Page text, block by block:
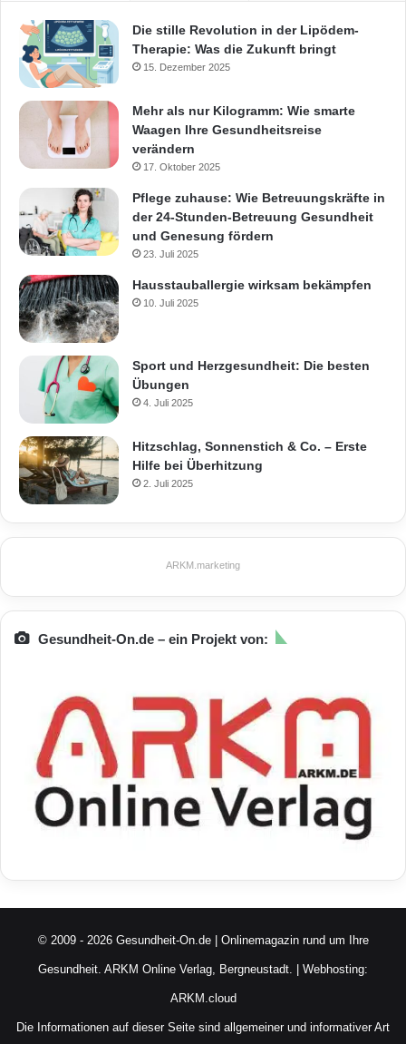
Die stille Revolution in der Lipödem-
Therapie: Was die Zukunft bringt
15. Dezember 2025
Mehr als nur Kilogramm: Wie smarte
Waagen Ihre Gesundheitsreise
verändern
17. Oktober 2025
Pflege zuhause: Wie Betreuungskräfte in
der 24-Stunden-Betreuung Gesundheit
und Genesung fördern
23. Juli 2025
Hausstauballergie wirksam bekämpfen
10. Juli 2025
Sport und Herzgesundheit: Die besten
Übungen
4. Juli 2025
Hitzschlag, Sonnenstich & Co. – Erste
Hilfe bei Überhitzung
2. Juli 2025
ARKM.marketing
Gesundheit-On.de – ein Projekt von:
© 2009 - 2026 Gesundheit-On.de | Onlinemagazin rund um Ihre
Gesundheit. ARKM Online Verlag, Bergneustadt. | Webhosting:
ARKM.cloud
Die Informationen auf dieser Seite sind allgemeiner und informativer Art